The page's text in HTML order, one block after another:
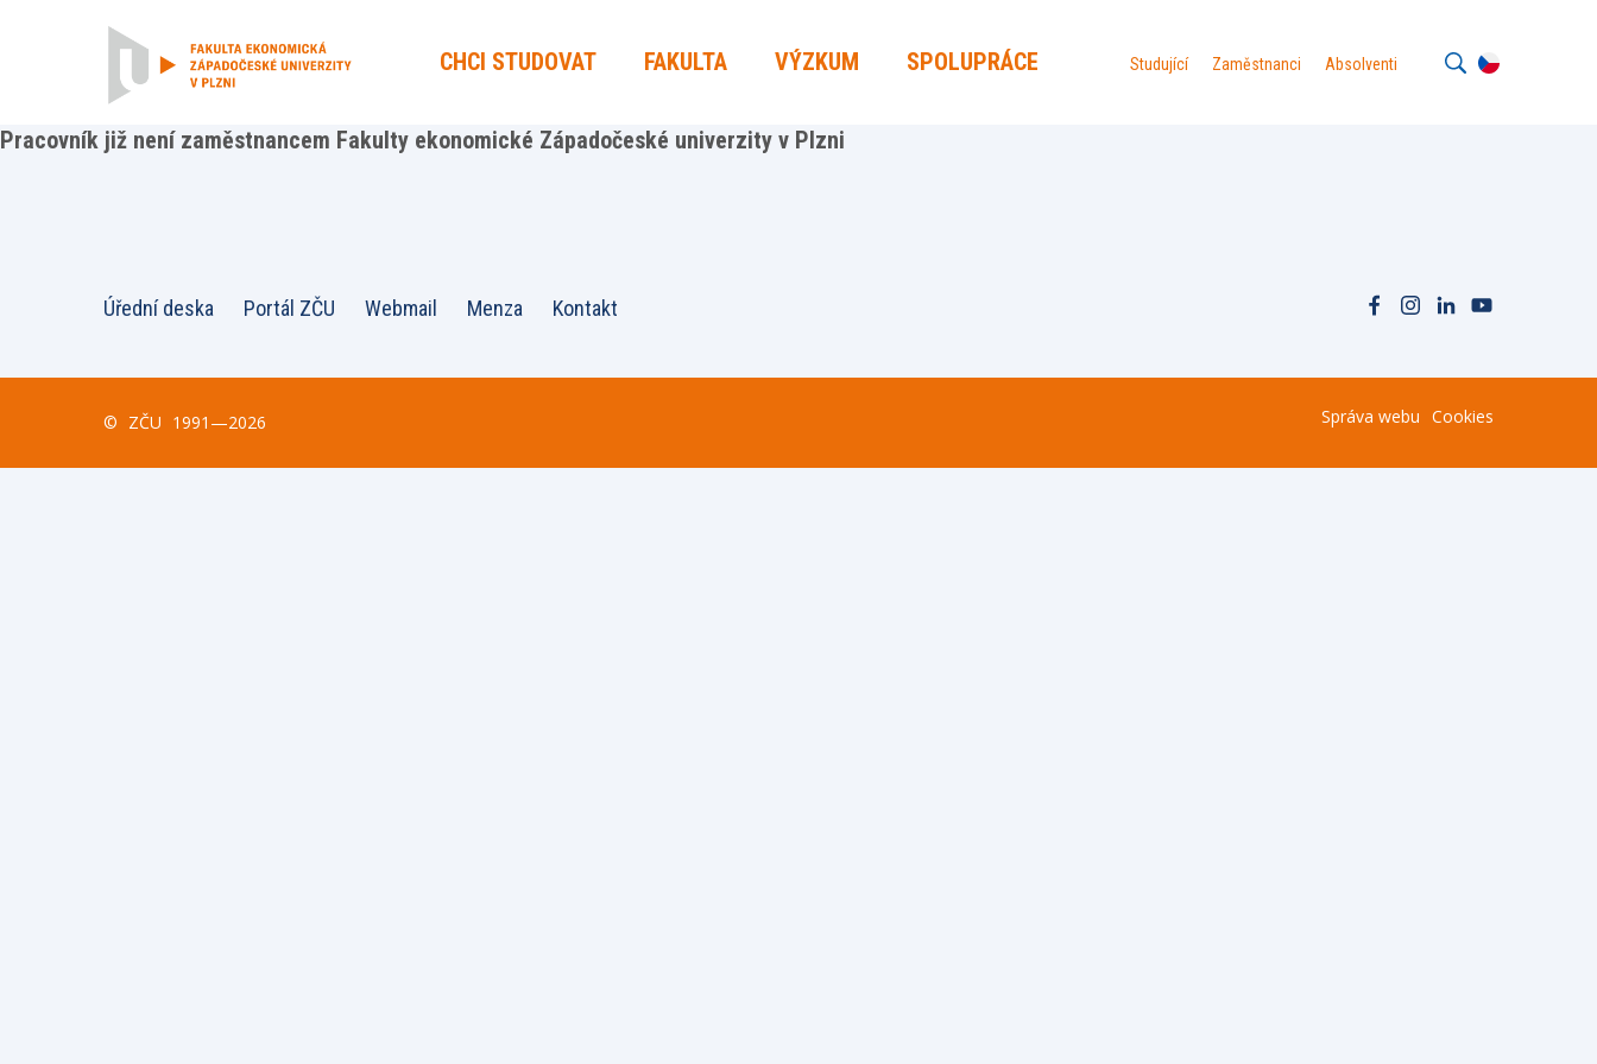
CHCI STUDOVAT FAKULTA VÝZKUM SPOLUPRÁCE Studující Zaměstnanci Absolventi
Pracovník již není zaměstnancem Fakulty ekonomické Západočeské univerzity v Plzni
Úřední deska Portál ZČU Webmail Menza Kontakt
© ZČU 1991—2026 Správa webu Cookies